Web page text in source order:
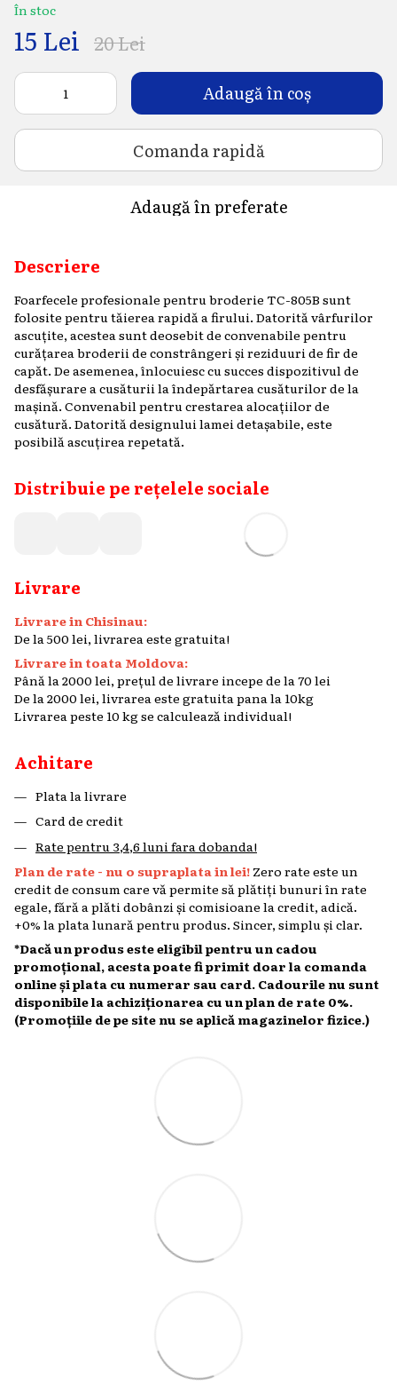
În stoc
15 Lei 20 Lei
Adaugă în coș
Comanda rapidă
Adaugă în preferate
Descriere
Foarfecele profesionale pentru broderie TC-805B sunt
folosite pentru tăierea rapidă a firului. Datorită vârfurilor
ascuțite, acestea sunt deosebit de convenabile pentru
curățarea broderii de constrângeri și reziduuri de fir de
capăt. De asemenea, înlocuiesc cu succes dispozitivul de
desfășurare a cusăturii la îndepărtarea cusăturilor de la
mașină. Convenabil pentru crestarea alocațiilor de
cusătură. Datorită designului lamei detașabile, este
posibilă ascuțirea repetată.
Distribuie pe rețelele sociale
Livrare
Livrare in Chisinau:
De la 500 lei, livrarea este gratuita!
Livrare in toata Moldova:
Până la 2000 lei, prețul de livrare incepe de la 70 lei
De la 2000 lei, livrarea este gratuita pana la 10kg
Livrarea peste 10 kg se calculează individual!
Achitare
Plata la livrare
Card de credit
Rate pentru 3,4,6 luni fara dobanda!
Plan de rate - nu o supraplata in lei! Zero rate este un
credit de consum care vă permite să plătiți bunuri în rate
egale, fără a plăti dobânzi și comisioane la credit, adică.
+0% la plata lunară pentru produs. Sincer, simplu și clar.
*Dacă un produs este eligibil pentru un cadou
promoțional, acesta poate fi primit doar la comanda
online și plata cu numerar sau card. Cadourile nu sunt
disponibile la achiziționarea cu un plan de rate 0%.
(Promoțiile de pe site nu se aplică magazinelor fizice.)